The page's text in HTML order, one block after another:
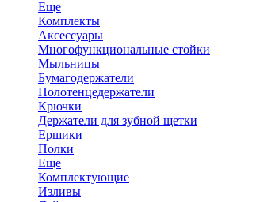
Еще
Комплекты
Аксессуары
Многофункциональные стойки
Мыльницы
Бумагодержатели
Полотенцедержатели
Крючки
Держатели для зубной щетки
Ершики
Полки
Еще
Комплектующие
Изливы